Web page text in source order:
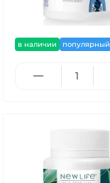
в наличии популярный